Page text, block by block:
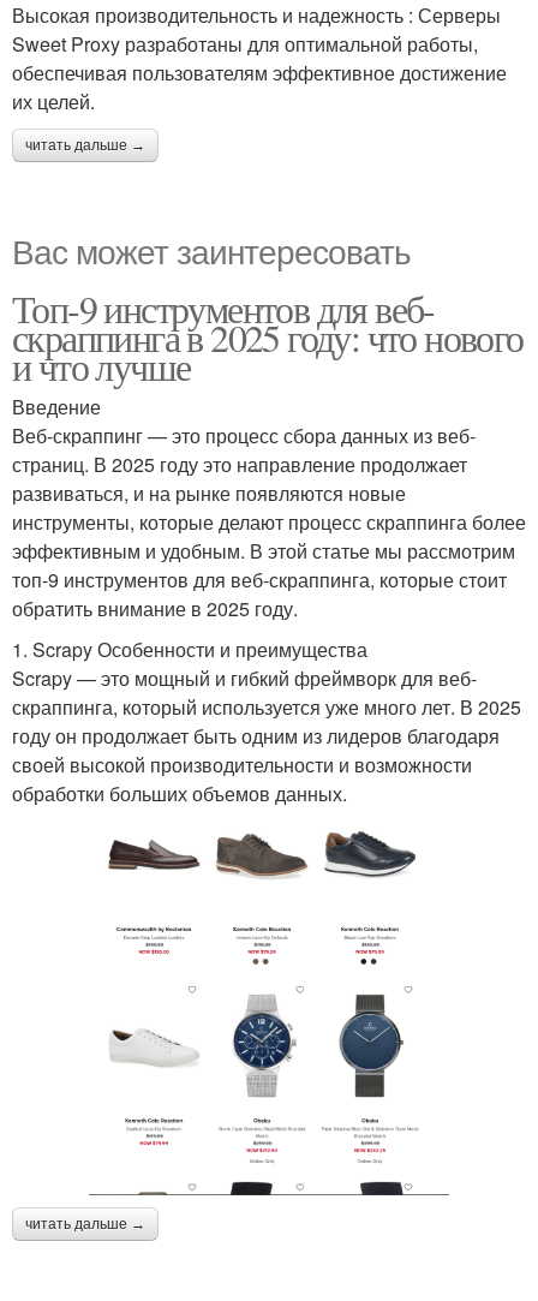
Высокая производительность и надежность : Серверы
Sweet Proxy разработаны для оптимальной работы,
обеспечивая пользователям эффективное достижение
их целей.
читать дальше →
Вас может заинтересовать
Топ-9 инструментов для веб-
скраппинга в 2025 году: что нового
и что лучше
Введение
Веб-скраппинг — это процесс сбора данных из веб-
страниц. В 2025 году это направление продолжает
развиваться, и на рынке появляются новые
инструменты, которые делают процесс скраппинга более
эффективным и удобным. В этой статье мы рассмотрим
топ-9 инструментов для веб-скраппинга, которые стоит
обратить внимание в 2025 году.
1. Scrapy Особенности и преимущества
Scrapy — это мощный и гибкий фреймворк для веб-
скраппинга, который используется уже много лет. В 2025
году он продолжает быть одним из лидеров благодаря
своей высокой производительности и возможности
обработки больших объемов данных.
читать дальше →